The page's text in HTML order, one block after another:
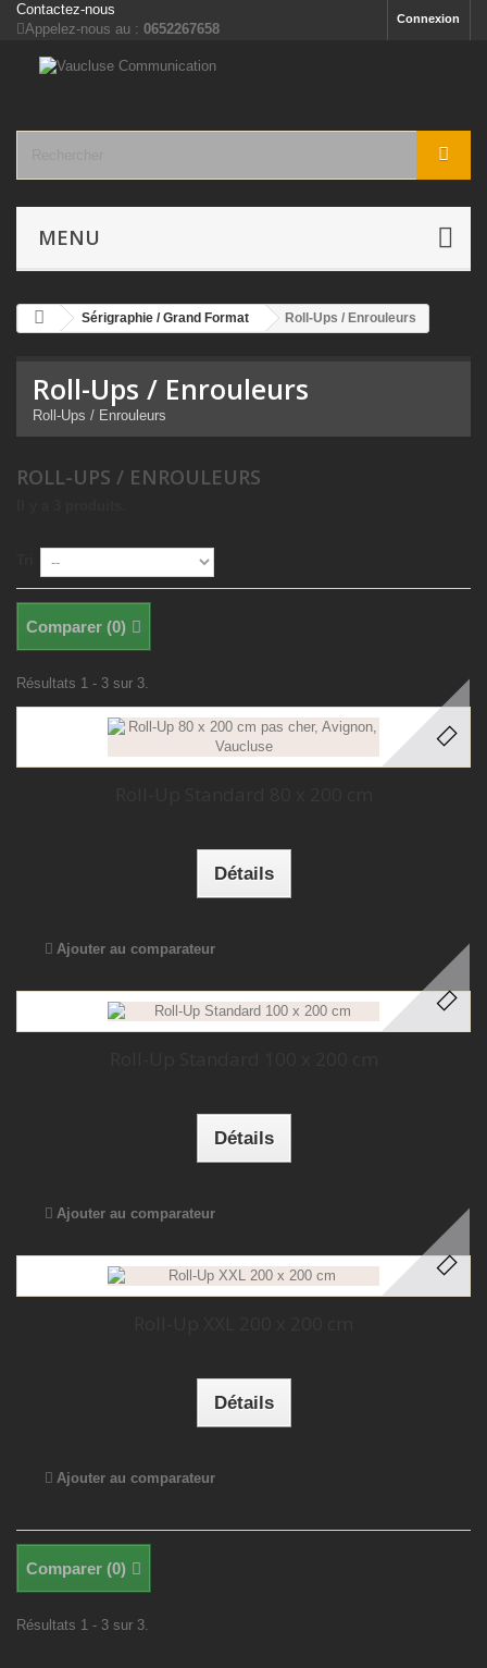
Connexion
Contactez-nous
Appelez-nous au : 0652267658
MENU
Sérigraphie / Grand Format Roll-Ups / Enrouleurs
Roll-Ups / Enrouleurs
Roll-Ups / Enrouleurs
ROLL-UPS / ENROULEURS
Comparer (0)
Résultats 1 - 3 sur 3.
Détails
Ajouter au comparateur
Détails
Ajouter au comparateur
Détails
Ajouter au comparateur
Comparer (0)
Résultats 1 - 3 sur 3.